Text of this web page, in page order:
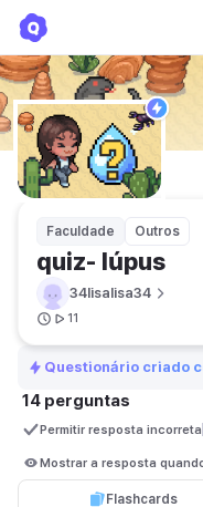
Faculdade Outros
quiz- lúpus
34lisalisa34
11
Questionário criado
14 perguntas
Permitir resposta incorreta
Mostrar a resposta
Flashcards